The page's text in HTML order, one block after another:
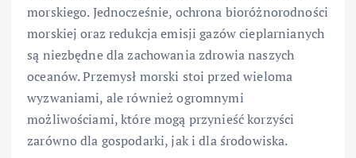
morskiego. Jednocześnie, ochrona bioróżnorodności
morskiej oraz redukcja emisji gazów cieplarnianych
są niezbędne dla zachowania zdrowia naszych
oceanów. Przemysł morski stoi przed wieloma
wyzwaniami, ale również ogromnymi
możliwościami, które mogą przynieść korzyści
zarówno dla gospodarki, jak i dla środowiska.